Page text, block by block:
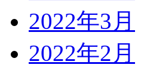
2022年3月
2022年2月